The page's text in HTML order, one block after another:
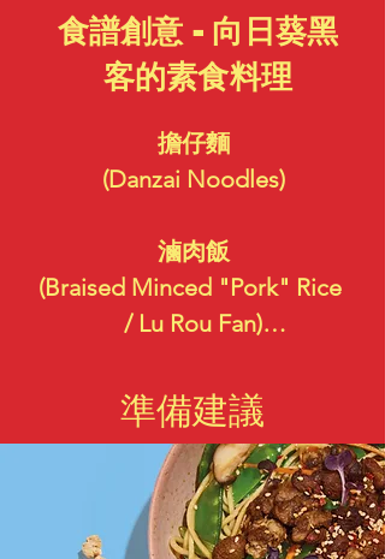
食譜創意 - 向日葵黑
客的素食料理
擔仔麵
(Danzai Noodles)
滷肉飯
(Braised Minced "Pork" Rice
/ Lu Rou Fan)
麻婆豆腐
(Mapo Tofu)
擔擔麵
(Dan Dan Noodles)
準備建議